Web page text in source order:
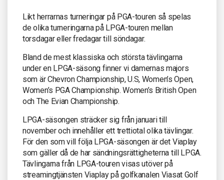
Likt herrarnas turneringar på PGA-touren så spelas
de olika turneringarna på LPGA-touren mellan
torsdagar eller fredagar till söndagar.
Bland de mest klassiska och största tävlingarna
under en LPGA-säsong finner vi damernas majors
som är Chevron Championship, U.S, Women’s Open,
Women’s PGA Championship. Women’s British Open
och The Evian Championship.
LPGA-säsongen sträcker sig från januari till
november och innehåller ett trettiotal olika tävlingar.
För den som vill följa LPGA-säsongen är det Viaplay
som gäller då de har sändningsrättigheterna till LPGA.
Tävlingarna från LPGA-touren visas utöver på
streamingtjänsten Viaplay på golfkanalen Viasat Golf